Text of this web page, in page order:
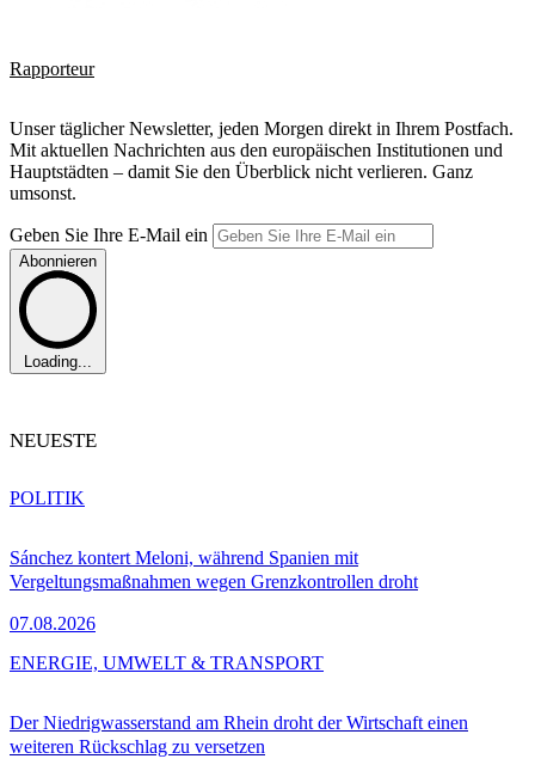
Rapporteur
Unser täglicher Newsletter, jeden Morgen direkt in Ihrem Postfach.
Mit aktuellen Nachrichten aus den europäischen Institutionen und
Hauptstädten – damit Sie den Überblick nicht verlieren. Ganz
umsonst.
Geben Sie Ihre E-Mail ein
Abonnieren
Loading...
NEUESTE
Sánchez kontert Meloni, während Spanien mit
Vergeltungsmaßnahmen wegen Grenzkontrollen droht
07.08.2026
POLITIK
Der Niedrigwasserstand am Rhein droht der Wirtschaft einen
weiteren Rückschlag zu versetzen
ENERGIE, UMWELT & TRANSPORT